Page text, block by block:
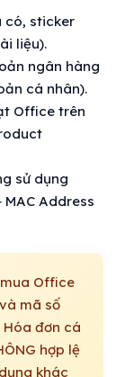
có, sticker
liệu).
ngân hàng
cá nhân).
Office trên
sử dụng
Address
Office
mã số
đơn cá
hợp lệ
khác